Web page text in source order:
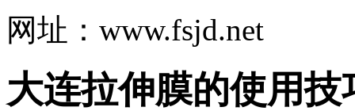
网址：www.fsjd.net
大连拉伸膜的使用